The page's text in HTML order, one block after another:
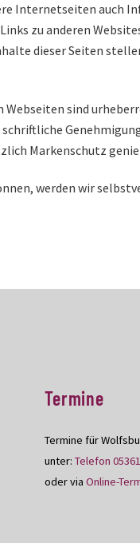
Internetseiten auch
zu anderen
dieser Seiten
Webseiten sind
Markenschutz
werden wir
Termine
Termine für
unter:Telefon
oder viaOnline-